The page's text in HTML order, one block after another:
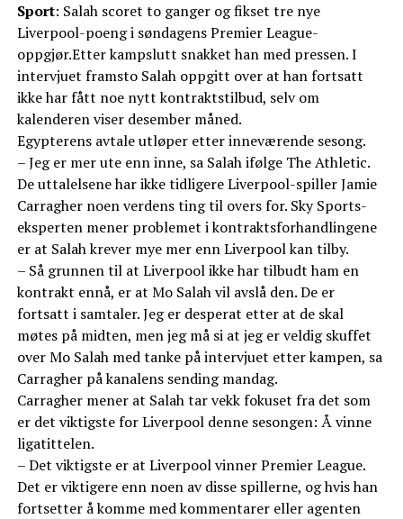
Sport: Salah scoret to ganger og fikset tre nye
Liverpool-poeng i søndagens Premier League-
oppgjør.Etter kampslutt snakket han med pressen. I
intervjuet framsto Salah oppgitt over at han fortsatt
ikke har fått noe nytt kontraktstilbud, selv om
kalenderen viser desember måned.
Egypterens avtale utløper etter inneværende sesong.
– Jeg er mer ute enn inne, sa Salah ifølge The Athletic.
De uttalelsene har ikke tidligere Liverpool-spiller Jamie
Carragher noen verdens ting til overs for. Sky Sports-
eksperten mener problemet i kontraktsforhandlingene
er at Salah krever mye mer enn Liverpool kan tilby.
– Så grunnen til at Liverpool ikke har tilbudt ham en
kontrakt ennå, er at Mo Salah vil avslå den. De er
fortsatt i samtaler. Jeg er desperat etter at de skal
møtes på midten, men jeg må si at jeg er veldig skuffet
over Mo Salah med tanke på intervjuet etter kampen, sa
Carragher på kanalens sending mandag.
Carragher mener at Salah tar vekk fokuset fra det som
er det viktigste for Liverpool denne sesongen: Å vinne
ligatittelen.
– Det viktigste er at Liverpool vinner Premier League.
Det er viktigere enn noen av disse spillerne, og hvis han
fortsetter å komme med kommentarer eller agenten